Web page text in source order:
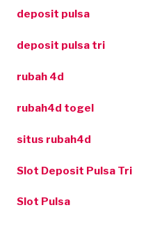
deposit pulsa
deposit pulsa tri
rubah 4d
rubah4d togel
situs rubah4d
Slot Deposit Pulsa Tri
Slot Pulsa